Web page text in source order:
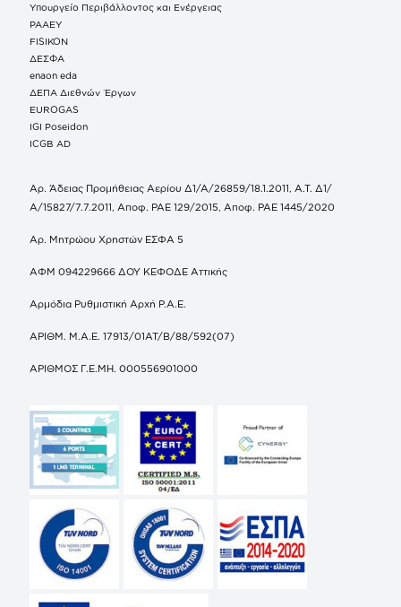
Υπουργείο Περιβάλλοντος και Ενέργειας
ΡΑΑΕΥ
FISIKON
ΔΕΣΦΑ
enaon eda
ΔΕΠΑ Διεθνών Έργων
EUROGAS
IGI Poseidon
ICGB AD
Αρ. Άδειας Προμήθειας Αερίου Δ1/Α/26859/18.1.2011, Α.Τ. Δ1/
Α/15827/7.7.2011, Αποφ. ΡΑΕ 129/2015, Αποφ. ΡΑΕ 1445/2020
Αρ. Μητρώου Χρηστών ΕΣΦΑ 5
ΑΦΜ 094229666 ΔΟΥ ΚΕΦΟΔΕ Αττικής
Αρμόδια Ρυθμιστική Αρχή Ρ.Α.Ε.
ΑΡΙΘΜ. Μ.Α.Ε. 17913/01ΑΤ/Β/88/592(07)
ΑΡΙΘΜΟΣ Γ.Ε.ΜΗ. 000556901000